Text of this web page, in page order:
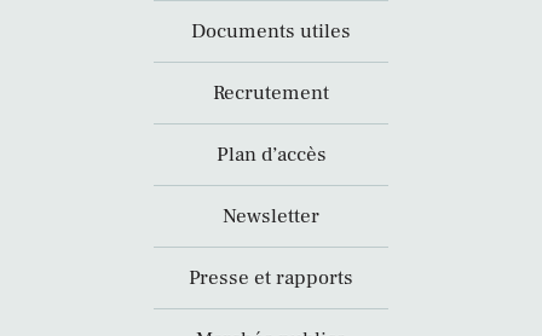
Documents utiles
Recrutement
Plan d’accès
Newsletter
Presse et rapports